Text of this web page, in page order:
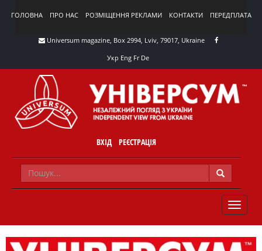
ГОЛОВНА ПРО НАС РОЗМІЩЕННЯ РЕКЛАМИ КОНТАКТИ ПЕРЕДПЛАТА
Universum magazine, Box 2994, Lviv, 79017, Ukraine
Укр Eng Fr De
ВХІД РЕЄСТРАЦІЯ
TOGGLE